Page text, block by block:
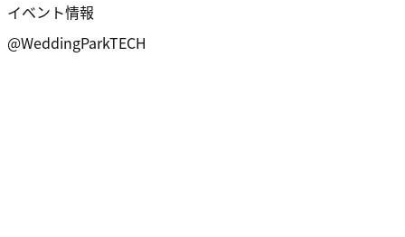
イベント情報
@WeddingParkTECH